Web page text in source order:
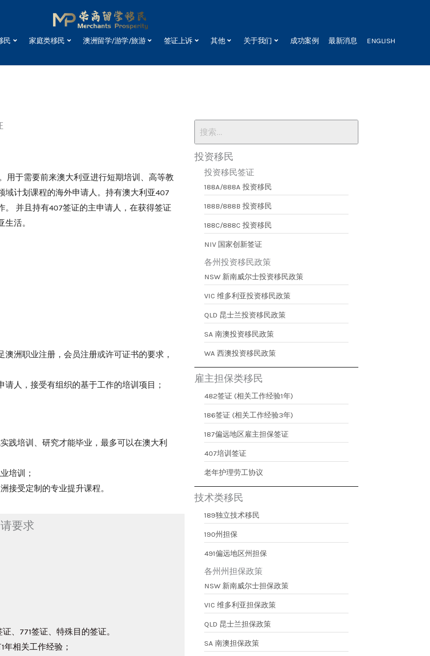
民 家庭类移民 澳洲留学/游学/旅游 签证上诉 其他 关于我们 成功案例 最新消息 ENGLISH
用于需要前来澳大利亚进行短期培训、高等教
计划课程的海外申请人。持有澳大利亚407
并且持有407签证的主申请人，在获得签证
活。
洲职业注册，会员注册或许可证书的要求，
人，接受有组织的基于工作的培训项目；
践培训、研究才能毕业，最多可以在澳大利
培训；
接受定制的专业提升课程。
要求
、771签证、特殊目的签证。
相关工作经验；
投资移民
投资移民签证
188A/888A 投资移民
188B/888B 投资移民
188C/888C 投资移民
NIV 国家创新签证
各州投资移民政策
NSW 新南威尔士投资移民政策
VIC 维多利亚投资移民政策
QLD 昆士兰投资移民政策
SA 南澳投资移民政策
WA 西澳投资移民政策
雇主担保类移民
482签证 (相关工作经验1年)
186签证 (相关工作经验3年)
187偏远地区雇主担保签证
407培训签证
老年护理劳工协议
技术类移民
189独立技术移民
190州担保
491偏远地区州担保
各州州担保政策
NSW 新南威尔士担保政策
VIC 维多利亚担保政策
QLD 昆士兰担保政策
SA 南澳担保政策